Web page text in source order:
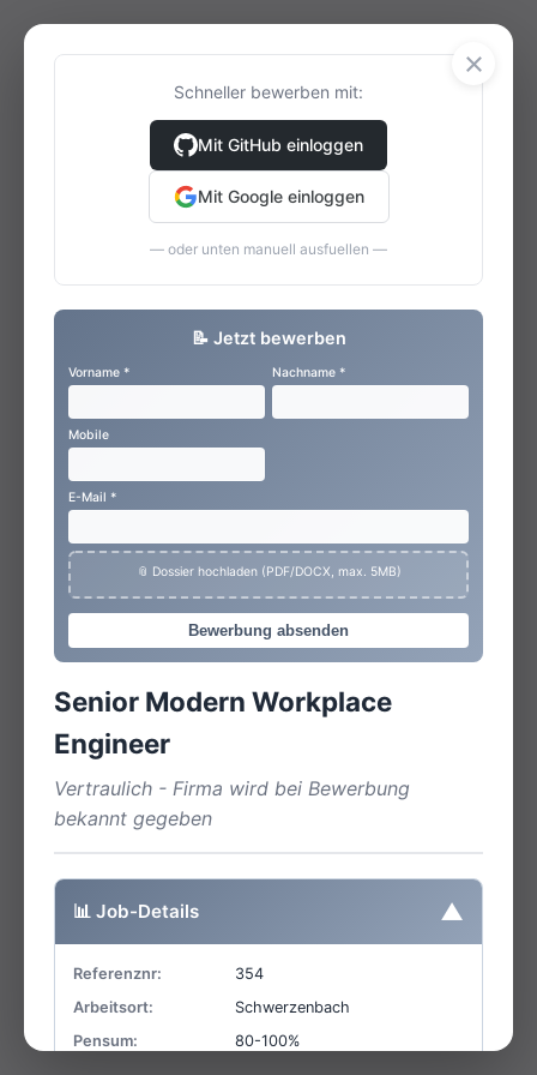
×
Schneller bewerben mit:
Mit GitHub einloggen
Mit Google einloggen
— oder unten manuell ausfuellen —
📝 Jetzt bewerben
Vorname * Nachname *
Mobile
E-Mail *
📎 Dossier hochladen (PDF/DOCX, max. 5MB)
Bewerbung absenden
Senior Modern Workplace
Engineer
Vertraulich - Firma wird bei Bewerbung
bekannt gegeben
📊 Job-Details ▼
Referenznr:
354
Arbeitsort:
Schwerzenbach
Pensum:
80-100%